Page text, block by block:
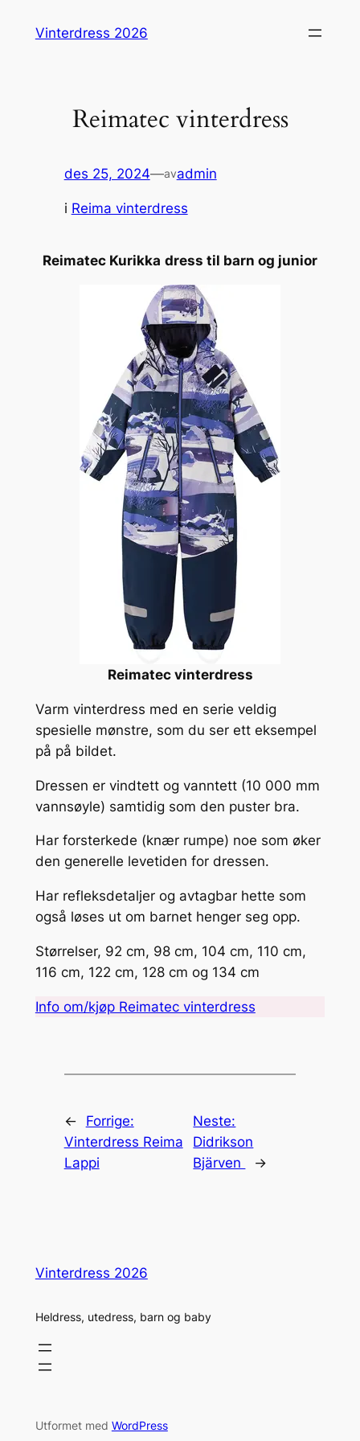
Vinterdress 2026
Reimatec vinterdress
des 25, 2024—avadmin
i Reima vinterdress
Reimatec Kurikka dress til barn og junior
Reimatec vinterdress
Varm vinterdress med en serie veldig
spesielle mønstre, som du ser ett eksempel
på på bildet.
Dressen er vindtett og vanntett (10 000 mm
vannsøyle) samtidig som den puster bra.
Har forsterkede (knær rumpe) noe som øker
den generelle levetiden for dressen.
Har refleksdetaljer og avtagbar hette som
også løses ut om barnet henger seg opp.
Størrelser, 92 cm, 98 cm, 104 cm, 110 cm,
116 cm, 122 cm, 128 cm og 134 cm
Info om/kjøp Reimatec vinterdress
←
Forrige:
Vinterdress Reima
Lappi
Neste:
Didrikson
Bjärven
→
Vinterdress 2026
Heldress, utedress, barn og baby
Utformet med WordPress